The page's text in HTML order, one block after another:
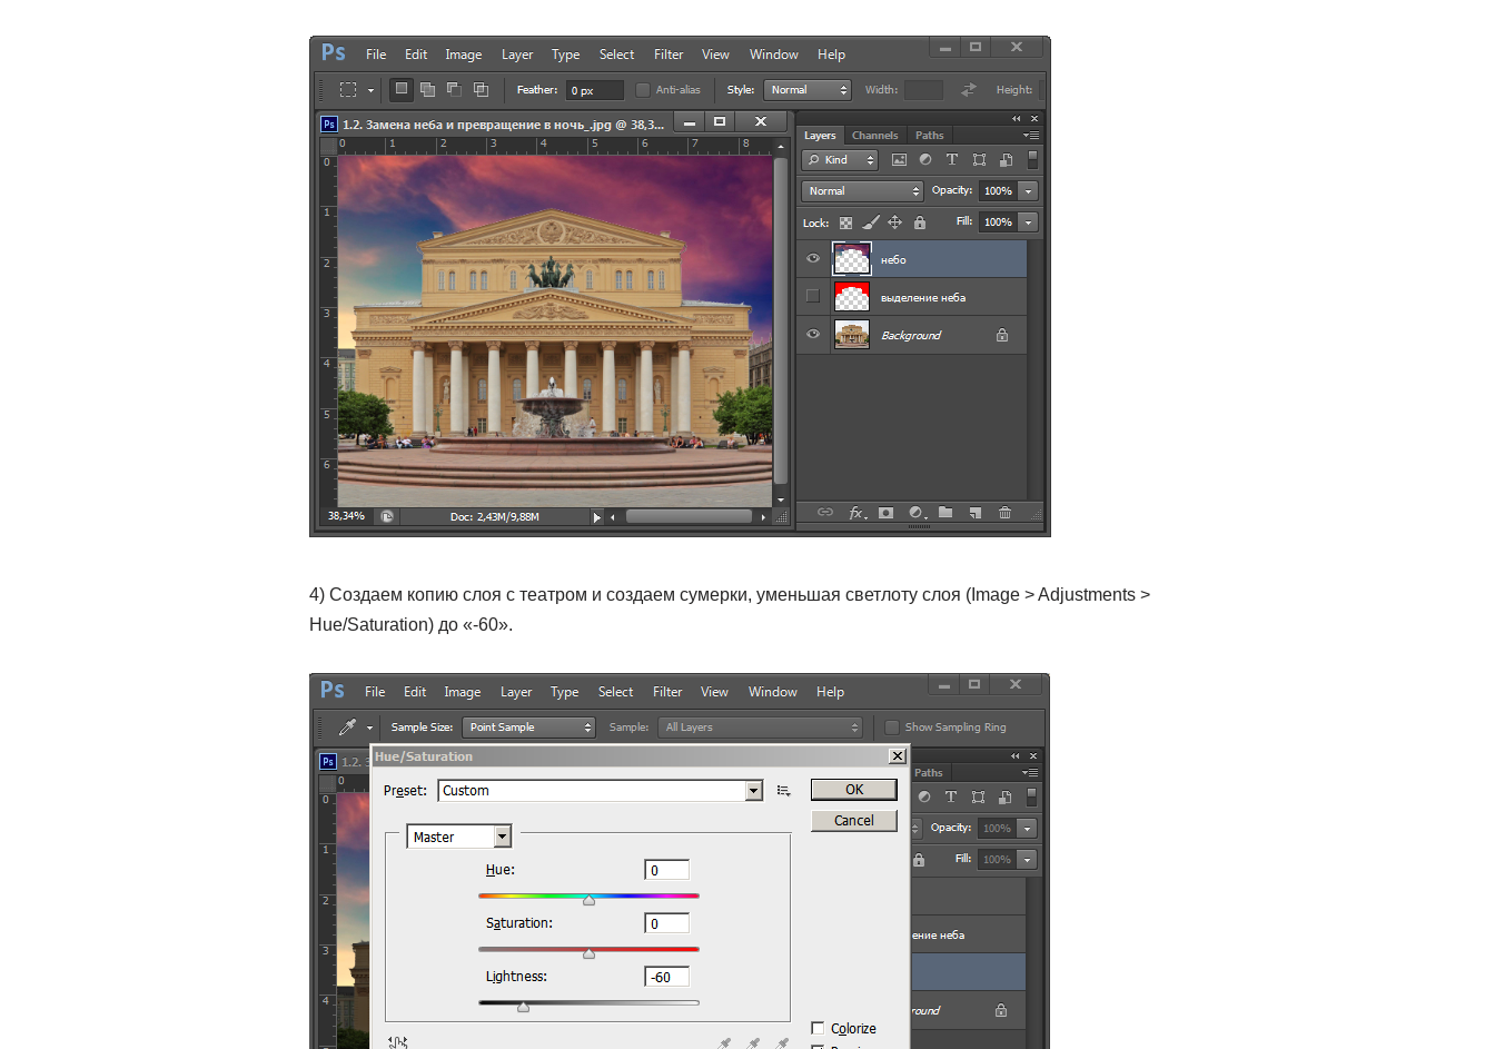
4) Создаем копию слоя с театром и создаем сумерки, уменьшая светлоту слоя (Image > Adjustments >
Hue/Saturation) до «-60».